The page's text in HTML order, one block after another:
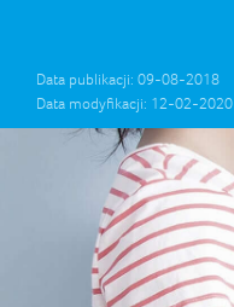
Data publikacji: 09-08-2018
Data modyfikacji: 12-02-2020